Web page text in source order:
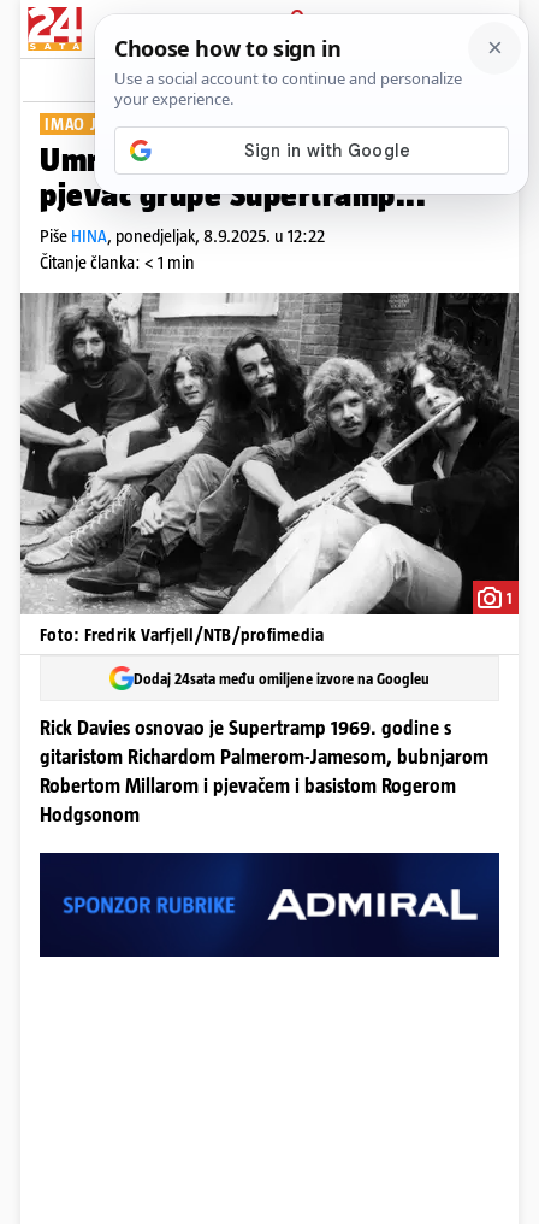
PRIJAVA
Show Komentari
IMAO JE 81 GODINU
Umro je Rick Davies, suosnivač i
pjevač grupe Supertramp...
Piše HINA, ponedjeljak, 8.9.2025. u 12:22
Čitanje članka: < 1 min
1
Foto: Fredrik Varfjell/NTB/profimedia
Dodaj 24sata među omiljene izvore na Googleu
Rick Davies osnovao je Supertramp 1969. godine s
gitaristom Richardom Palmerom-Jamesom, bubnjarom
Robertom Millarom i pjevačem i basistom Rogerom
Hodgsonom